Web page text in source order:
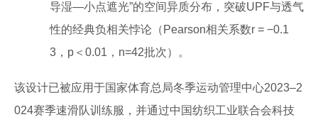
导湿—小点遮光”的空间异质分布，突破UPF与透气
性的经典负相关悖论（Pearson相关系数r = −0.1
3，p＜0.01，n=42批次）。
该设计已被应用于国家体育总局冬季运动管理中心2023–2
024赛季速滑队训练服，并通过中国纺织工业联合会科技